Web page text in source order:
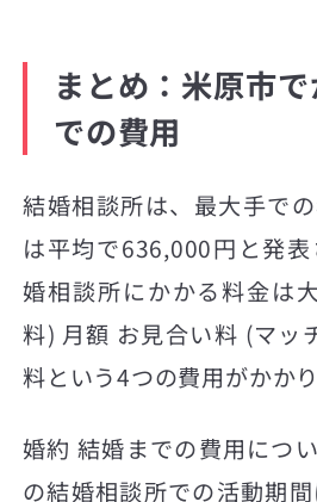
まとめ：米原市
での費用
結婚相談所は、最大手で
は平均で636,000円と発
婚相談所にかかる料金は
料) 月額 お見合い料 (マッ
料という4つの費用がかかり
婚約 結婚までの費用につ
の結婚相談所での活動期